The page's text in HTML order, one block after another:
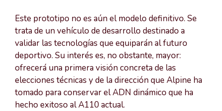
Este prototipo no es aún el modelo definitivo. Se
trata de un vehículo de desarrollo destinado a
validar las tecnologías que equiparán al futuro
deportivo. Su interés es, no obstante, mayor:
ofrecerá una primera visión concreta de las
elecciones técnicas y de la dirección que Alpine ha
tomado para conservar el ADN dinámico que ha
hecho exitoso al A110 actual.